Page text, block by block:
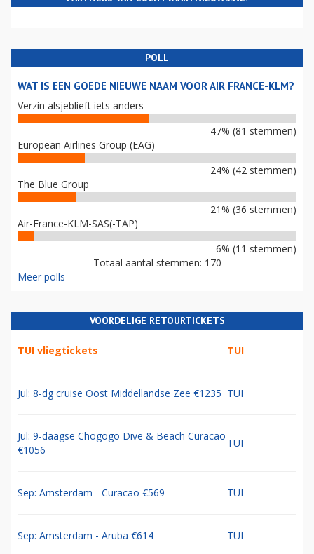
POLL
WAT IS EEN GOEDE NIEUWE NAAM VOOR AIR FRANCE-KLM?
Verzin alsjeblieft iets anders
47% (81 stemmen)
European Airlines Group (EAG)
24% (42 stemmen)
The Blue Group
21% (36 stemmen)
Air-France-KLM-SAS(-TAP)
6% (11 stemmen)
Totaal aantal stemmen: 170
Meer polls
VOORDELIGE RETOURTICKETS
TUI vliegtickets TUI
Jul: 8-dg cruise Oost Middellandse Zee €1235 TUI
Jul: 9-daagse Chogogo Dive & Beach Curacao
€1056
TUI
Sep: Amsterdam - Curacao €569 TUI
Sep: Amsterdam - Aruba €614 TUI